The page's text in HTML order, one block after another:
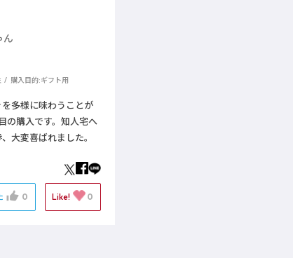
ん
購入目的:ギフト用
多様に味わうことが
の購入です。知人宅へ
大変喜ばれました。
0 Like! 0